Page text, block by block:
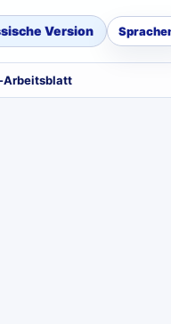
Version
Arbeitsblatt